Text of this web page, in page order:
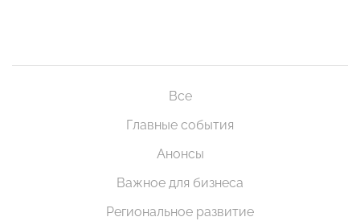
Все
Главные события
Анонсы
Важное для бизнеса
Региональное развитие